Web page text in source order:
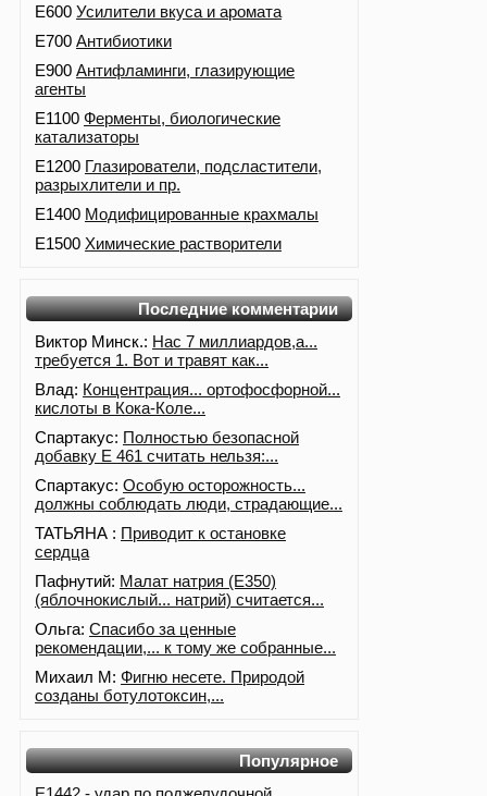
E600 Усилители вкуса и аромата
E700 Антибиотики
E900 Антифламинги, глазирующие
агенты
E1100 Ферменты, биологические
катализаторы
E1200 Глазирователи, подсластители,
разрыхлители и пр.
E1400 Модифицированные крахмалы
E1500 Химические растворители
Последние комментарии
Виктор Минск.: Нас 7 миллиардов,а...
требуется 1. Вот и травят как...
Влад: Концентрация... ортофосфорной...
кислоты в Кока-Коле...
Спартакус: Полностью безопасной
добавку Е 461 считать нельзя:...
Спартакус: Особую осторожность...
должны соблюдать люди, страдающие...
ТАТЬЯНА : Приводит к остановке
сердца
Пафнутий: Малат натрия (E350)
(яблочнокислый... натрий) считается...
Ольга: Спасибо за ценные
рекомендации,... к тому же собранные...
Михаил М: Фигню несете. Природой
созданы ботулотоксин,...
Популярное